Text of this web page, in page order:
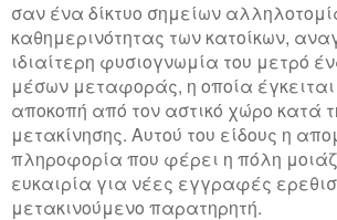
σαν ένα δίκτυο σημείων
καθημερινότητας των κατοίκων,
ιδιαίτερη φυσιογνωμία του μετρό
μέσων μεταφοράς, η οποία
αποκοπή από τον αστικό χώρο κατά
μετακίνησης. Αυτού του είδους η
πληροφορία που φέρει η πόλη
ευκαιρία για νέες εγγραφές
μετακινούμενο παρατηρητή.